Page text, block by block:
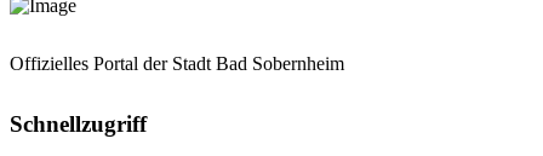
Offizielles Portal der Stadt Bad Sobernheim
Schnellzugriff